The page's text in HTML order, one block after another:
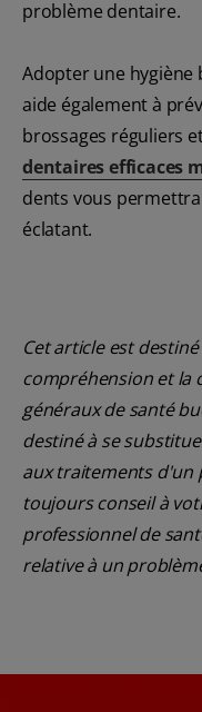
problème dentaire.
Adopter une
aide également à
brossages réguliers
dentaires efficaces
dents vous
éclatant.
Cet article est
compréhension et la
généraux de santé
destiné à se
aux traitements d'un
toujours conseil à
professionnel de
relative à un